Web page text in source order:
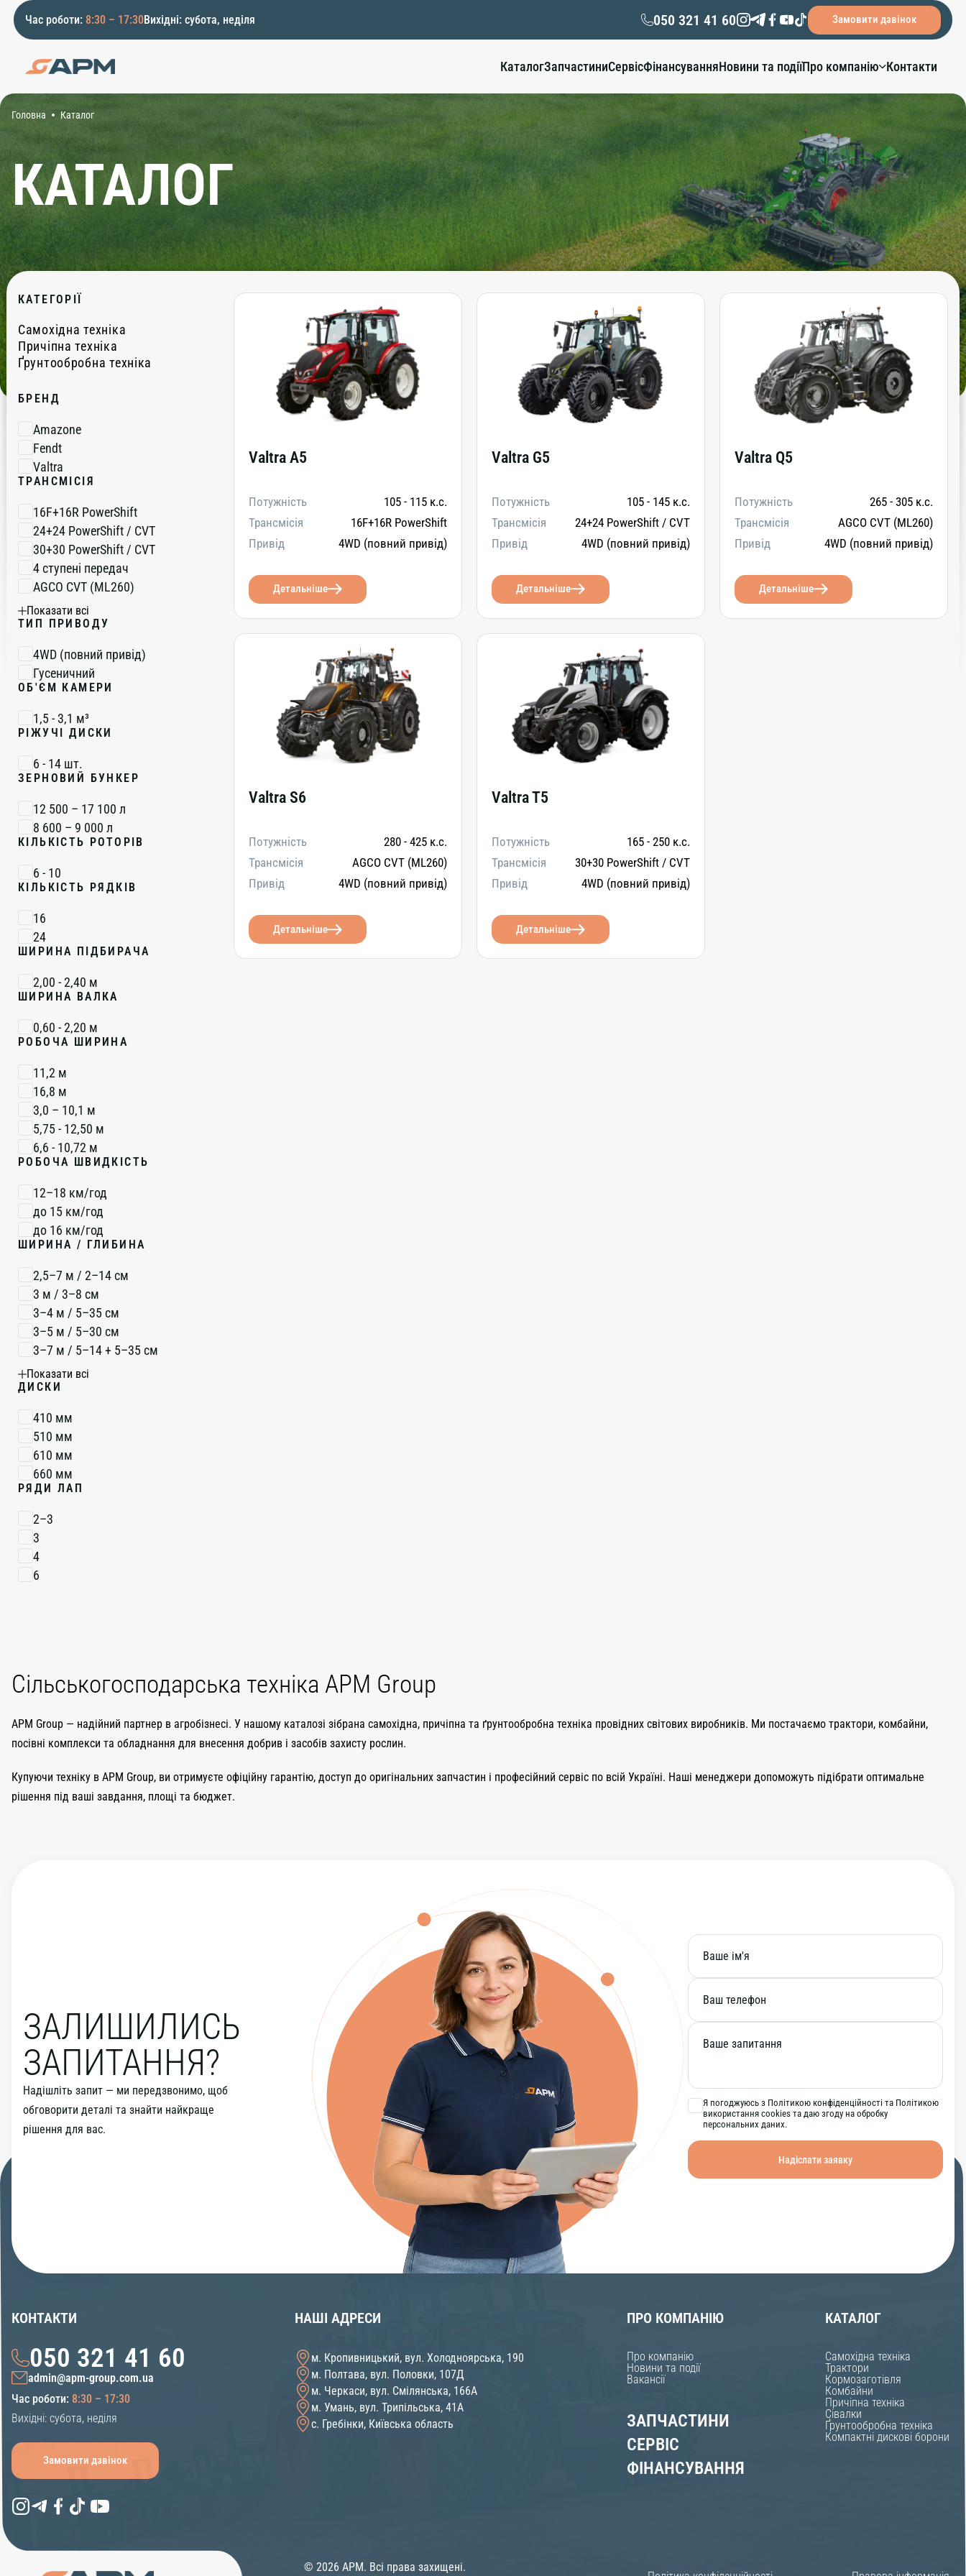
Час роботи: 8:30 – 17:30Вихідні: субота, неділя 050 321 41 60 Замовити дзвінок
КаталогЗапчастиниСервісФінансуванняНовини та подіїПро компанію Контакти
Головна Каталог
КАТАЛОГ
КАТЕГОРІЇ
Самохідна техніка
Вся техніка
Трактори
Кормозаготівля
Причіпна техніка
Ґрунтообробна техніка
Вся техніка
Компактні дискові борони
БРЕНД
Amazone
Fendt
Valtra
ТРАНСМІСІЯ
16F+16R PowerShift
24+24 PowerShift / CVT
30+30 PowerShift / CVT
4 ступені передач
AGCO CVT (ML260)
MotionShift (2 ступені)
VarioDrive (безступенева)
VarioDrive TA 250 (безступенева)
VarioDrive TA 300 (безступенева)
гусенична)
VarioDrive TA 400 (безступенева)
гусенична)
Показати всі
ТИП ПРИВОДУ
4WD (повний привід)
Гусеничний
ОБ'ЄМ КАМЕРИ
1,5 - 3,1 м³
РІЖУЧІ ДИСКИ
6 - 14 шт.
ЗЕРНОВИЙ БУНКЕР
12 500 – 17 100 л
8 600 – 9 000 л
КІЛЬКІСТЬ РОТОРІВ
6 - 10
КІЛЬКІСТЬ РЯДКІВ
16
24
ШИРИНА ПІДБИРАЧА
2,00 - 2,40 м
ШИРИНА ВАЛКА
0,60 - 2,20 м
РОБОЧА ШИРИНА
11,2 м
16,8 м
3,0 – 10,1 м
5,75 - 12,50 м
6,6 - 10,72 м
РОБОЧА ШВИДКІСТЬ
12–18 км/год
до 15 км/год
до 16 км/год
ШИРИНА / ГЛИБИНА
2,5–7 м / 2–14 см
3 м / 3–8 см
3–4 м / 5–35 см
3–5 м / 5–30 см
3–7 м / 5–14 + 5–35 см
3–8 м / 5–16 см
4–12 м / 2–14 см
4–7 м / 5–35 см
5–6 м / 5–16 см
5–7 м / 7–20 см
6–7 м / 4–13 см
7–8 м / 5–16 см
Показати всі
ДИСКИ
410 мм
510 мм
610 мм
660 мм
РЯДИ ЛАП
2–3
3
4
6
Valtra A5
Потужність
105 - 115 к.с.
Трансмісія
16F+16R PowerShift
Привід
4WD (повний привід)
Детальніше
Valtra G5
Потужність
105 - 145 к.с.
Трансмісія
24+24 PowerShift / CVT
Привід
4WD (повний привід)
Детальніше
Valtra Q5
Потужність
265 - 305 к.с.
Трансмісія
AGCO CVT (ML260)
Привід
4WD (повний привід)
Детальніше
Valtra S6
Потужність
280 - 425 к.с.
Трансмісія
AGCO CVT (ML260)
Привід
4WD (повний привід)
Детальніше
Valtra T5
Потужність
165 - 250 к.с.
Трансмісія
30+30 PowerShift / CVT
Привід
4WD (повний привід)
Детальніше
Сільськогосподарська техніка APM Group
APM Group — надійний партнер в агробізнесі. У нашому каталозі зібрана самохідна, причіпна та ґрунтообробна техніка провідних світових виробників. Ми постачаємо трактори, комбайни,
посівні комплекси та обладнання для внесення добрив і засобів захисту рослин.
Купуючи техніку в APM Group, ви отримуєте офіційну гарантію, доступ до оригінальних запчастин і професійний сервіс по всій Україні. Наші менеджери допоможуть підібрати оптимальне
рішення під ваші завдання, площі та бюджет.
ЗАЛИШИЛИСЬ
ЗАПИТАННЯ?
Надішліть запит — ми передзвонимо, щоб
обговорити деталі та знайти найкраще
рішення для вас.
Я погоджуюсь з Політикою конфіденційності та Політикою
використання cookies та даю згоду на обробку
персональних даних.
КОНТАКТИ
050 321 41 60
admin@apm-group.com.ua
Час роботи: 8:30 – 17:30
Вихідні: субота, неділя
Замовити дзвінок
НАШІ АДРЕСИ
м. Кропивницький, вул. Холодноярська, 190
м. Полтава, вул. Половки, 107Д
м. Черкаси, вул. Смілянська, 166А
м. Умань, вул. Трипільська, 41А
с. Гребінки, Київська область
ПРО КОМПАНІЮ
Про компанію
Новини та події
Вакансії
ЗАПЧАСТИНИ
СЕРВІС
ФІНАНСУВАННЯ
КАТАЛОГ
Самохідна техніка
Трактори
Кормозаготівля
Комбайни
Причіпна техніка
Сівалки
Ґрунтообробна техніка
Компактні дискові борони
© 2026 APM. Всі права захищені.